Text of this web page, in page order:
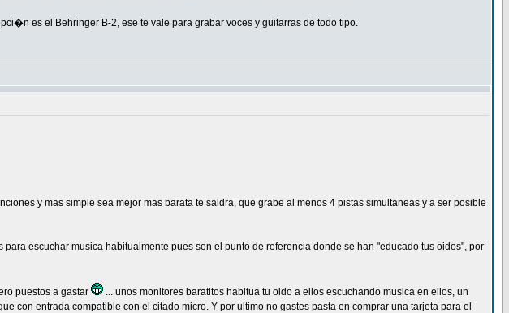
es el Behringer B-2, ese te vale para grabar voces y guitarras de todo tipo.
y mas simple sea mejor mas barata te saldra, que grabe al menos 4 pistas simultaneas y a ser posible
escuchar musica habitualmente pues son el punto de referencia donde se han "educado tus oidos", por
puestos a gastar
... unos monitores baratitos habitua tu oido a ellos escuchando musica en ellos, un
con entrada compatible con el citado micro. Y por ultimo no gastes pasta en comprar una tarjeta para el